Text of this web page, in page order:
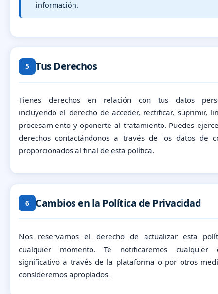
información.
5 Tus Derechos
Tienes derechos en relación con tus datos
incluyendo el derecho de acceder, rectificar, suprimir,
procesamiento y oponerte al tratamiento. Puedes
derechos contactándonos a través de los datos de
proporcionados al final de esta política.
6 Cambios en la Política de Privacidad
Nos reservamos el derecho de actualizar esta
cualquier momento. Te notificaremos cualquier
significativo a través de la plataforma o por otros
consideremos apropiados.